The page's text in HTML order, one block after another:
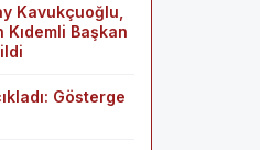
Kavukçuoğlu,
Kıdemli Başkan
Gösterge